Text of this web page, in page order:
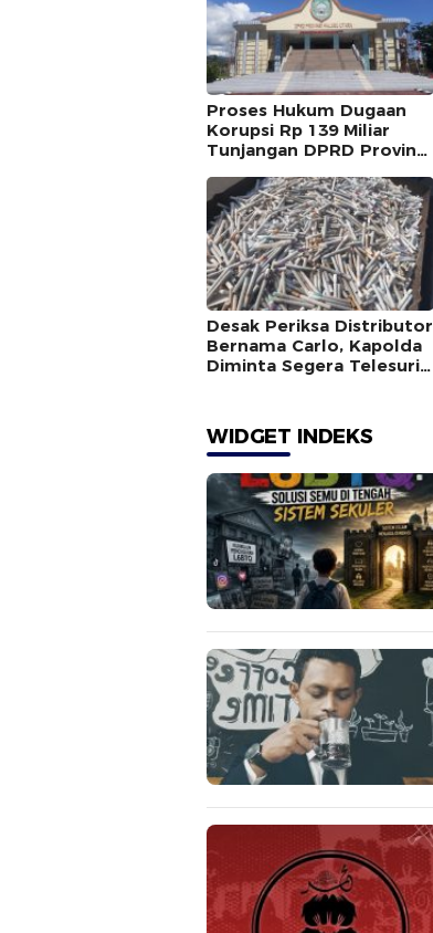
Proses Hukum Dugaan
Korupsi Rp 139 Miliar
Tunjangan DPRD Provinsi
Desak Periksa Distributor
Bernama Carlo, Kapolda
Diminta Segera Telesuri
WIDGET INDEKS